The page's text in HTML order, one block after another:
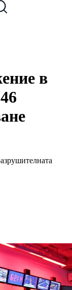
в